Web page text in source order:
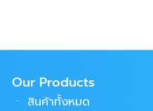
Our Products
ㆍ สินค้าทั้งหมด